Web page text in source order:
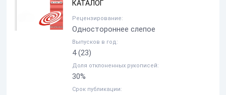
КАТАЛОГ
Рецензирование:
Одностороннее слепое
Выпусков в год:
4(23)
Доля отклоненных рукописей:
30%
Срок публикации: